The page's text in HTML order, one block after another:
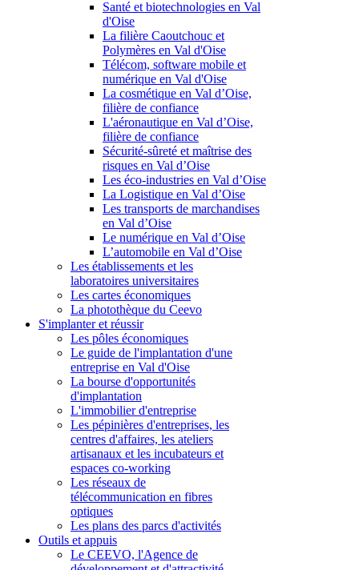
Santé et biotechnologies en Val
d'Oise
La filière Caoutchouc et
Polymères en Val d'Oise
Télécom, software mobile et
numérique en Val d'Oise
La cosmétique en Val d’Oise,
filière de confiance
L'aéronautique en Val d’Oise,
filière de confiance
Sécurité-sûreté et maîtrise des
risques en Val d’Oise
Les éco-industries en Val d’Oise
La Logistique en Val d’Oise
Les transports de marchandises
en Val d’Oise
Le numérique en Val d’Oise
L’automobile en Val d’Oise
Les établissements et les
laboratoires universitaires
Les cartes économiques
La photothèque du Ceevo
S'implanter et réussir
Les pôles économiques
Le guide de l'implantation d'une
entreprise en Val d'Oise
La bourse d'opportunités
d'implantation
L'immobilier d'entreprise
Les pépinières d'entreprises, les
centres d'affaires, les ateliers
artisanaux et les incubateurs et
espaces co-working
Les réseaux de
télécommunication en fibres
optiques
Les plans des parcs d'activités
Outils et appuis
Le CEEVO, l'Agence de